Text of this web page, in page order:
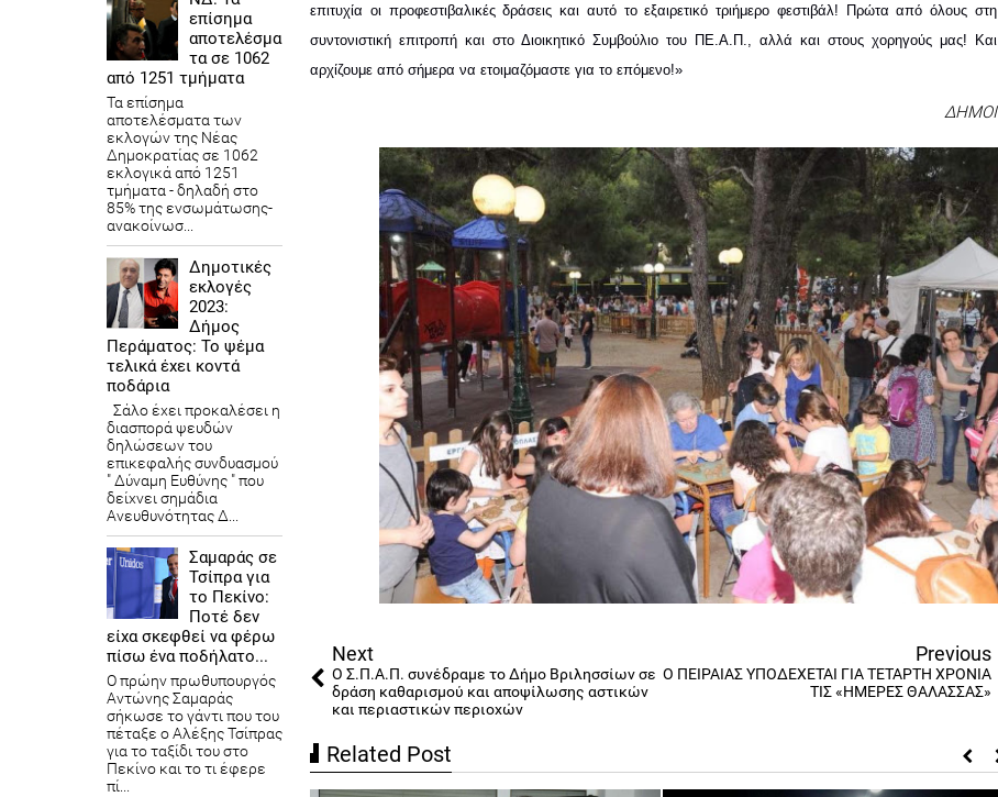
επιτυχία οι προφεστιβαλικές δράσεις και αυτό το εξαιρετικό τριήμερο φεστιβάλ! Πρώτα από όλους στη
συντονιστική επιτροπή και στο Διοικητικό Συμβούλιο του ΠΕ.Α.Π., αλλά και στους χορηγούς μας! Και
αρχίζουμε από σήμερα να ετοιμαζόμαστε για το επόμενο!»
ΔΗΜΟΙ
Next
O Σ.Π.Α.Π. συνέδραμε το Δήμο Βριλησσίων σε
δράση καθαρισμού και αποψίλωσης αστικών
και περιαστικών περιοχών
Previous
Ο ΠΕΙΡΑΙΑΣ ΥΠΟΔΕΧΕΤΑΙ ΓΙΑ ΤΕΤΑΡΤΗ ΧΡΟΝΙΑ
ΤΙΣ «ΗΜΕΡΕΣ ΘΑΛΑΣΣΑΣ»
Related Post
επίσημα
αποτελέσμα
τα σε 1062
από 1251 τμήματα
Τα επίσημα
αποτελέσματα των
εκλογών της Νέας
Δημοκρατίας​ σε 1062
εκλογικά από 1251
τμήματα - δηλαδή στο
85% της ενσωμάτωσης-
ανακοίνωσ...
Δημοτικές
εκλογές
2023:
Δήμος
Περάματος: Το ψέμα
τελικά έχει κοντά
ποδάρια
Σάλο έχει προκαλέσει η
διασπορά ψευδών
δηλώσεων του
επικεφαλής συνδυασμού
" Δύναμη Ευθύνης " που
δείχνει σημάδια
Ανευθυνότητας Δ...
Σαμαράς σε
Τσίπρα για
το Πεκίνο:
Ποτέ δεν
είχα σκεφθεί να φέρω
πίσω ένα ποδήλατο...
Ο πρώην πρωθυπουργός
Αντώνης Σαμαράς
σήκωσε το γάντι που του
πέταξε ο Αλέξης Τσίπρας
για το ταξίδι του στο
Πεκίνο και το τι έφερε
πί...